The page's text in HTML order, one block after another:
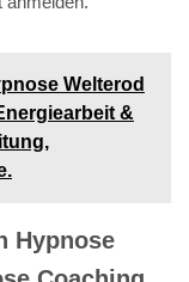
Welterod
&
Hypnose